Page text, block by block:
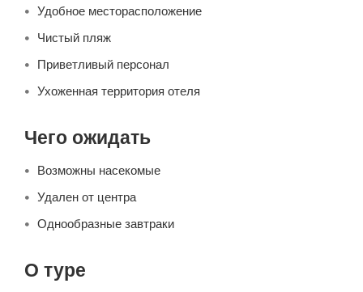
Удобное месторасположение
Чистый пляж
Приветливый персонал
Ухоженная территория отеля
Чего ожидать
Возможны насекомые
Удален от центра
Однообразные завтраки
О туре